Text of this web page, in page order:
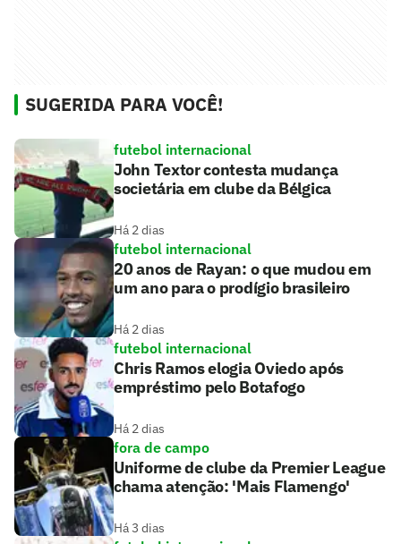
SUGERIDA PARA VOCÊ!
futebol internacional
John Textor contesta mudança
societária em clube da Bélgica
Há 2 dias
futebol internacional
20 anos de Rayan: o que mudou em
um ano para o prodígio brasileiro
Há 2 dias
futebol internacional
Chris Ramos elogia Oviedo após
empréstimo pelo Botafogo
Há 2 dias
fora de campo
Uniforme de clube da Premier League
chama atenção: 'Mais Flamengo'
Há 3 dias